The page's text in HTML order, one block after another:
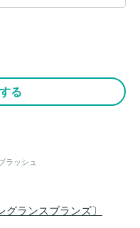
る
ラッシュ
ランスブランズ〕